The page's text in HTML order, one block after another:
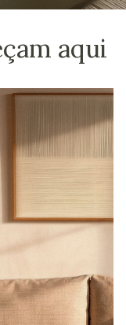
aqui